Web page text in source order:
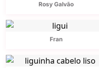
Rosy Galvão
Fran